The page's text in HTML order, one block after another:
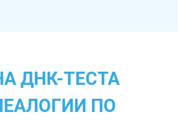
ДНК-ТЕСТА
ПО